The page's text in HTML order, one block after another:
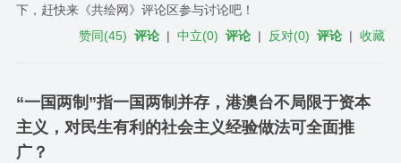
下，赶快来《共绘网》评论区参与讨论吧！
赞同(45) 评论 |中立(0) 评论 | 反对(0) 评论 |收藏
“一国两制”指一国两制并存，港澳台不局限于资本
主义，对民生有利的社会主义经验做法可全面推
广？